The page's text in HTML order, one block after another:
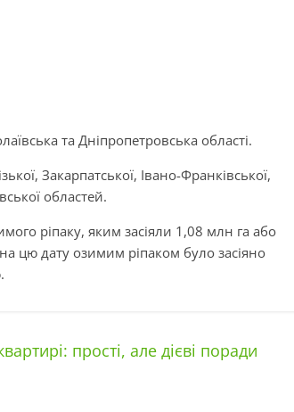
та Дніпропетровська області.
Закарпатської, Івано-Франківської,
областей.
ріпаку, яким засіяли 1,08 млн га або
цю дату озимим ріпаком було засіяно
прості, але дієві поради